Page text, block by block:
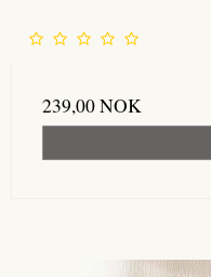
239,00 NOK